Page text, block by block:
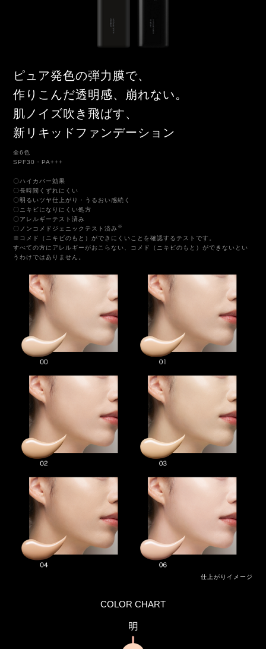
ピュア発色の弾力膜で、
作りこんだ透明感、崩れない。
肌ノイズ吹き飛ばす、
新リキッドファンデーション
全6色
SPF30・PA+++
〇ハイカバー効果
〇長時間くずれにくい
〇明るいツヤ仕上がり・うるおい感続く
〇ニキビになりにくい処方
〇アレルギーテスト済み
〇ノンコメドジェニックテスト済み ※
※コメド（ニキビのもと）ができにくいことを確認するテストです。
すべての方にアレルギーがおこらない、コメド（ニキビのもと）ができないとい
うわけではありません。
仕上がりイメージ
COLOR CHART